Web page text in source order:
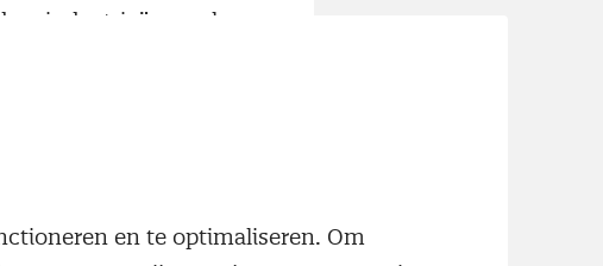
industrieën, zoals
de door het CBS
dan vorig jaar.
en te optimaliseren. Om